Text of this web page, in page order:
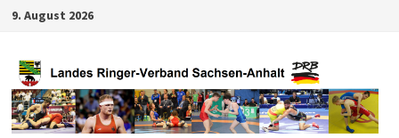
Zum
springen
9. August 2026